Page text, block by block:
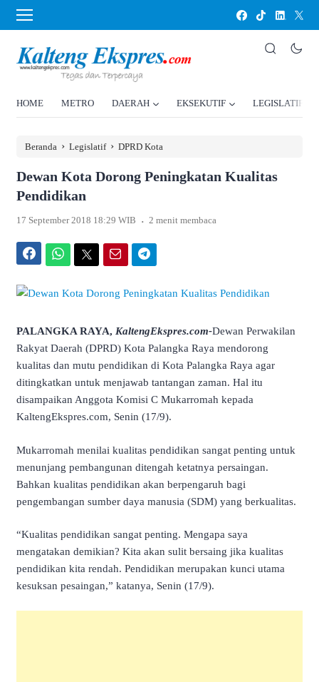
HOME METRO DAERAH EKSEKUTIF LEGISLATIF
Beranda › Legislatif › DPRD Kota
Dewan Kota Dorong Peningkatan Kualitas
Pendidikan
17 September 2018 18:29 WIB . 2 menit membaca
PALANGKA RAYA, KaltengEkspres.com-Dewan Perwakilan
Rakyat Daerah (DPRD) Kota Palangka Raya mendorong
kualitas dan mutu pendidikan di Kota Palangka Raya agar
ditingkatkan untuk menjawab tantangan zaman. Hal itu
disampaikan Anggota Komisi C Mukarromah kepada
KaltengEkspres.com, Senin (17/9).
Mukarromah menilai kualitas pendidikan sangat penting untuk
menunjang pembangunan ditengah ketatnya persaingan.
Bahkan kualitas pendidikan akan berpengaruh bagi
pengembangan sumber daya manusia (SDM) yang berkualitas.
“Kualitas pendidikan sangat penting. Mengapa saya
mengatakan demikian? Kita akan sulit bersaing jika kualitas
pendidikan kita rendah. Pendidikan merupakan kunci utama
kesuksan pesaingan,” katanya, Senin (17/9).